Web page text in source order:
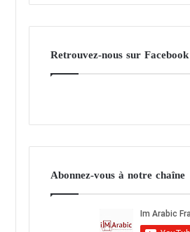
Retrouvez-nous sur Facebook
Abonnez-vous à notre chaîne